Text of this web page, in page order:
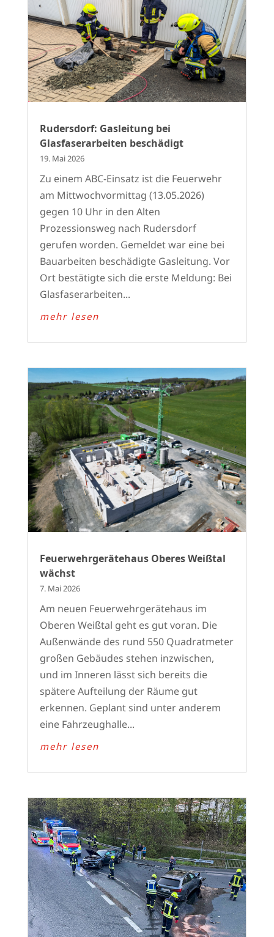
Rudersdorf: Gasleitung bei
Glasfaserarbeiten beschädigt
19. Mai 2026
Zu einem ABC-Einsatz ist die Feuerwehr
am Mittwochvormittag (13.05.2026)
gegen 10 Uhr in den Alten
Prozessionsweg nach Rudersdorf
gerufen worden. Gemeldet war eine bei
Bauarbeiten beschädigte Gasleitung. Vor
Ort bestätigte sich die erste Meldung: Bei
Glasfaserarbeiten...
mehr lesen
Feuerwehrgerätehaus Oberes Weißtal
wächst
7. Mai 2026
Am neuen Feuerwehrgerätehaus im
Oberen Weißtal geht es gut voran. Die
Außenwände des rund 550 Quadratmeter
großen Gebäudes stehen inzwischen,
und im Inneren lässt sich bereits die
spätere Aufteilung der Räume gut
erkennen. Geplant sind unter anderem
eine Fahrzeughalle...
mehr lesen